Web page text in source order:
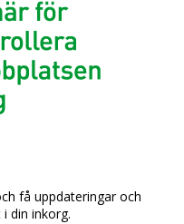
få uppdateringar och
din inkorg.